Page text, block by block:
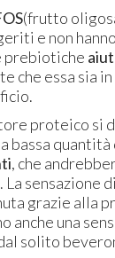
(frutto
e non
prebiotiche
che essa sia
proteico si
bassa
, che
sensazione
grazie alla
anche una
solito